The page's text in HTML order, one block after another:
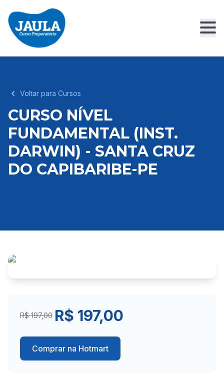
Voltar para Cursos
CURSO NÍVEL
FUNDAMENTAL (INST.
DARWIN) - SANTA CRUZ
DO CAPIBARIBE-PE
R$ 197,00 R$ 197,00
Comprar na Hotmart